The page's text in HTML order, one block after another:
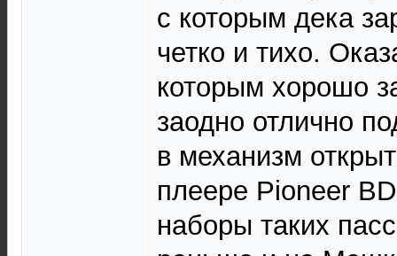
с которым дека
четко и тихо.
которым хорошо
заодно отлично
в механизм
плеере Pioneer
наборы таких